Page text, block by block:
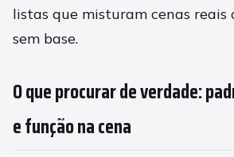
listas que misturam cenas reais
sem base.
O que procurar de verdade:
e função na cena